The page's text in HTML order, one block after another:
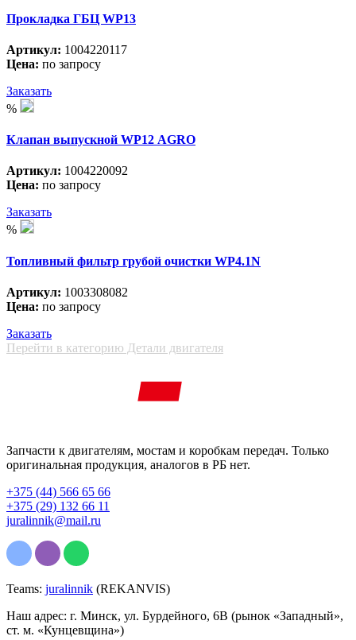
Прокладка ГБЦ WP13
Артикул: 1004220117
Цена: по запросу
Заказать
%
Клапан выпускной WP12 АGRO
Артикул: 1004220092
Цена: по запросу
Заказать
%
Топливный фильтр грубой очистки WP4.1N
Артикул: 1003308082
Цена: по запросу
Заказать
Перейти в категорию Детали двигателя
Запчасти к двигателям, мостам и коробкам передач. Только
оригинальная продукция, аналогов в РБ нет.
+375 (44) 566 65 66
+375 (29) 132 66 11
juralinnik@mail.ru
Teams: juralinnik (REKANVIS)
Наш адрес: г. Минск, ул. Бурдейного, 6В (рынок «Западный»,
ст. м. «Кунцевщина»)